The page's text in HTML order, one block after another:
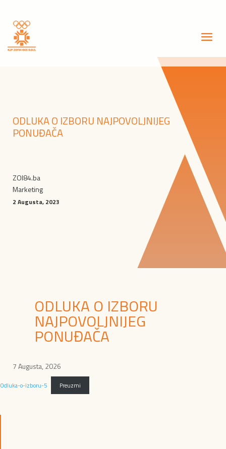
ODLUKA O IZBORU NAJPOVOLJNIJEG
PONUĐAČA
ZOI84.ba
Marketing
2 Augusta, 2023
ODLUKA O IZBORU
NAJPOVOLJNIJEG
PONUĐAČA
7 Augusta, 2026
Odluka-o-izboru-5 Preuzmi